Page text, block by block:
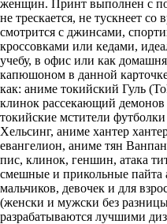
женщин. Принт выполнен с
не трескается, не тускнеет
смотрится с джинсами,
кроссовками или кедами,
учебу, в офис или как
капюшоном в данной
как: аниме токийский Гуль
клинок рассекающий
токийские мстители
Хельсинг, аниме хантер
евангелион, аниме тян
пис, клинок, геншин, атака
смешные и прикольные пайта
мальчиков, девочек и для
(женски и мужски без
разрабатываются лучшими